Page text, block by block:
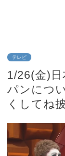
テレビ
1/26(金)日
パンにつ
くしてね